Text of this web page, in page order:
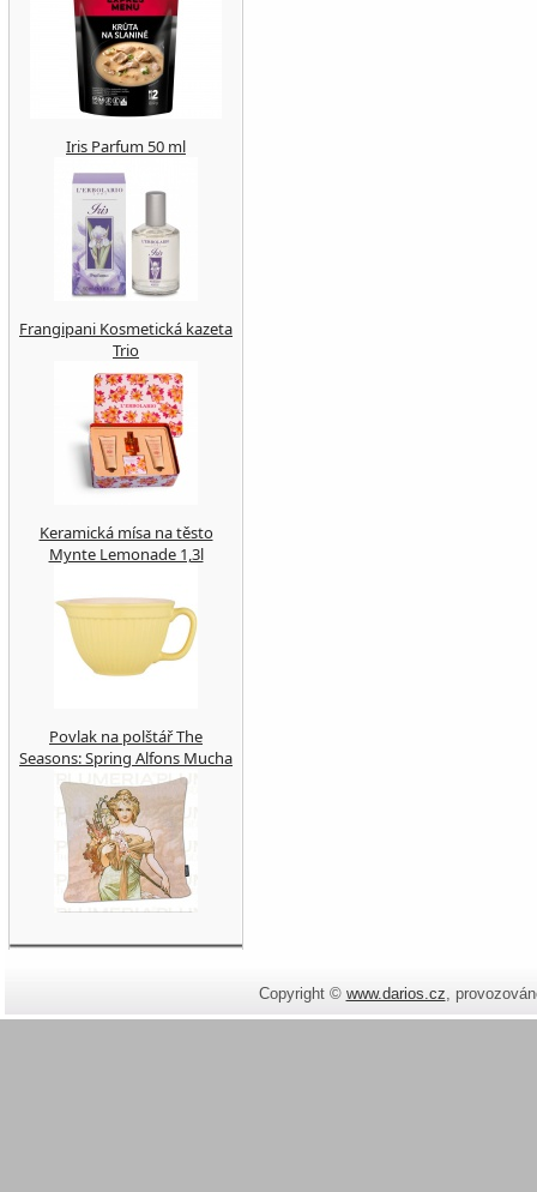
Iris Parfum 50 ml
Frangipani Kosmetická kazeta
Trio
Keramická mísa na těsto
Mynte Lemonade 1,3l
Povlak na polštář The
Seasons: Spring Alfons Mucha
Copyright © www.darios.cz,